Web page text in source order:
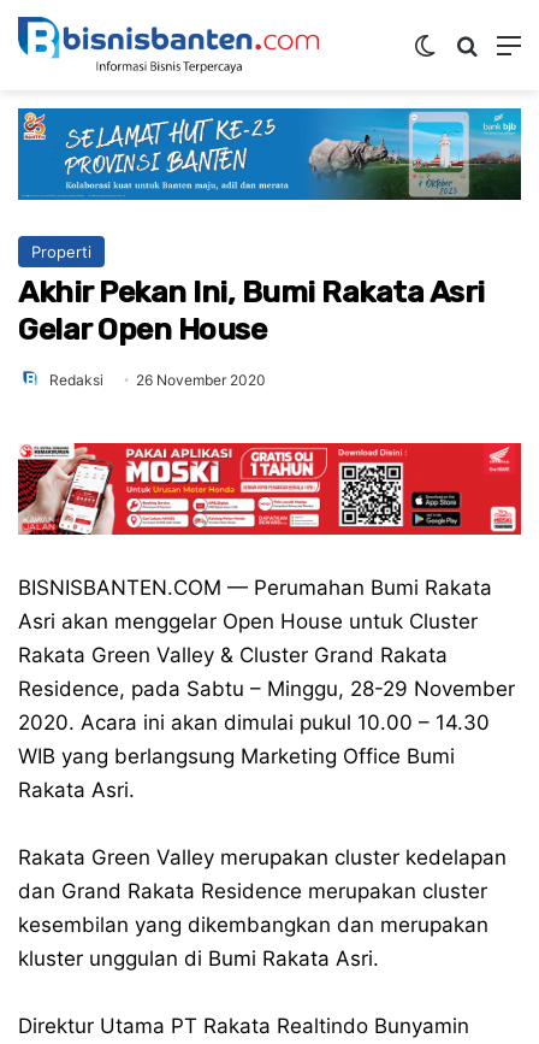
Switch skin
Properti
Akhir Pekan Ini, Bumi Rakata Asri
Gelar Open House
Redaksi 26 November 2020
BISNISBANTEN.COM — Perumahan Bumi Rakata
Asri akan menggelar Open House untuk Cluster
Rakata Green Valley & Cluster Grand Rakata
Residence, pada Sabtu – Minggu, 28-29 November
2020. Acara ini akan dimulai pukul 10.00 – 14.30
WIB yang berlangsung Marketing Office Bumi
Rakata Asri.
Rakata Green Valley merupakan cluster kedelapan
dan Grand Rakata Residence merupakan cluster
kesembilan yang dikembangkan dan merupakan
kluster unggulan di Bumi Rakata Asri.
Direktur Utama PT Rakata Realtindo Bunyamin